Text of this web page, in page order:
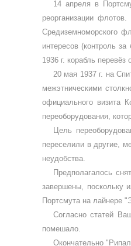
14 апреля в
реорганизации
Средиземноморского
интересов (конт­роль
1936 г. корабль
20 мая 1937 г. на
межэтническими
официального визита
переоборудования,
Цель
переселили в другие,
неудобства.
Предполагалось
завершены, поскольку
Портсмута на лайнере
Согласно статей
помешало.
Окончательно